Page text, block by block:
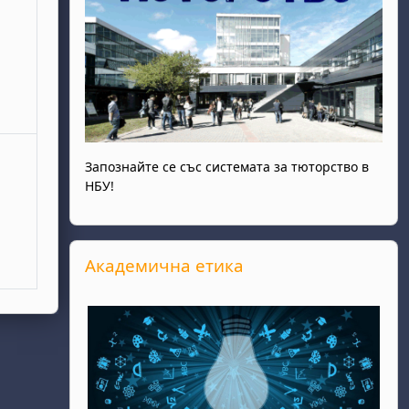
Запознайте се със системата за тюторство в
НБУ!
Прескочи Академична етика
Академична етика